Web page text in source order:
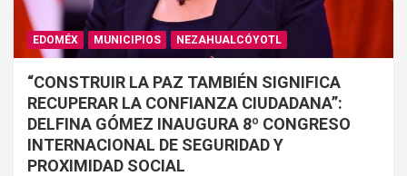
EDOMÉX MUNICIPIOS NEZAHUALCÓYOTL
“CONSTRUIR LA PAZ TAMBIÉN SIGNIFICA
RECUPERAR LA CONFIANZA CIUDADANA”:
DELFINA GÓMEZ INAUGURA 8º CONGRESO
INTERNACIONAL DE SEGURIDAD Y
PROXIMIDAD SOCIAL